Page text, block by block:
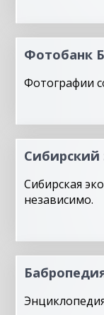
Фотобанк
Фотографии
Сибирский
Сибирская
независимо.